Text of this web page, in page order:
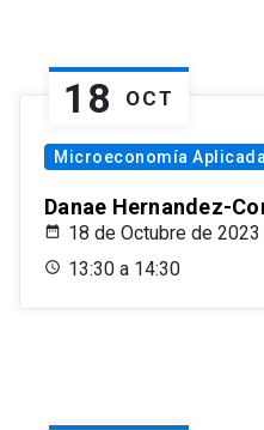
18 OCT
Microeconomía Aplicada
Danae Hernandez-
18 de Octubre de 2023
13:30 a 14:30